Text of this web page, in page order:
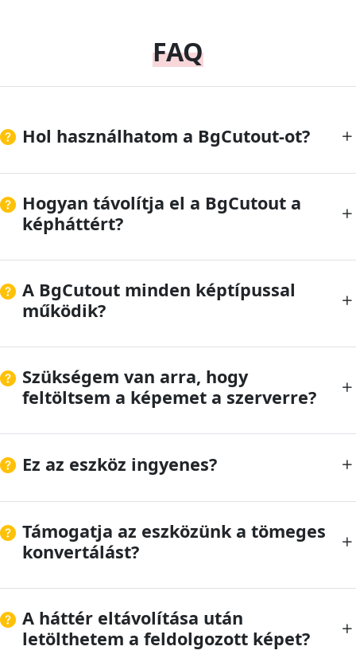
FAQ
Hol használhatom a BgCutout-ot?
Hogyan távolítja el a BgCutout a
képháttért?
A BgCutout minden képtípussal
működik?
Szükségem van arra, hogy
feltöltsem a képemet a szerverre?
Ez az eszköz ingyenes?
Támogatja az eszközünk a tömeges
konvertálást?
A háttér eltávolítása után
letölthetem a feldolgozott képet?